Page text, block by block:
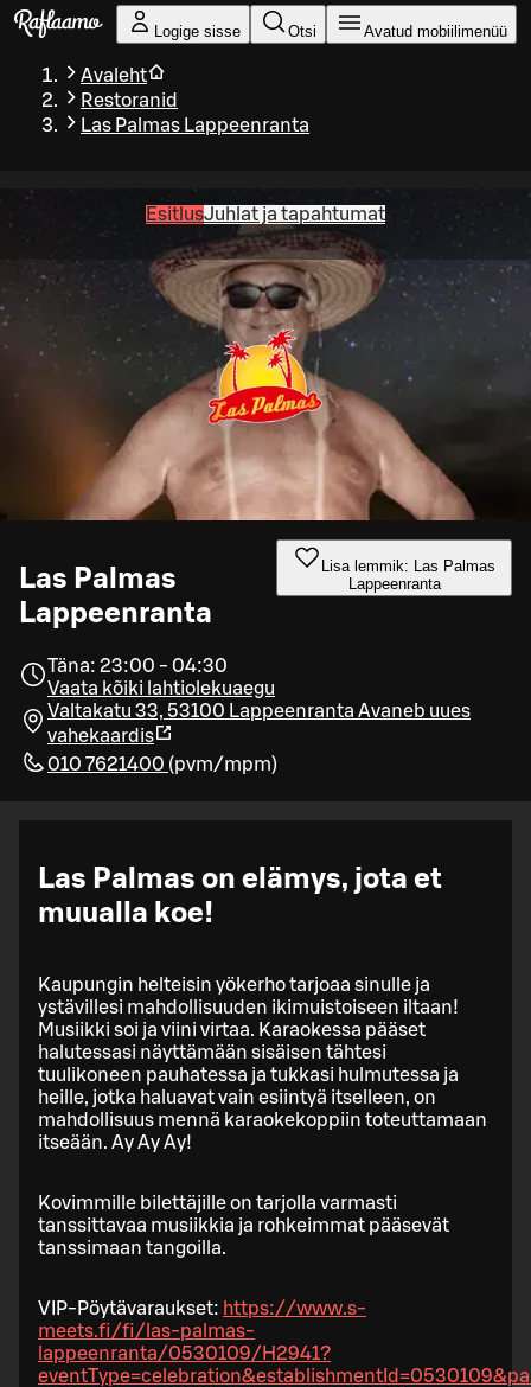
Liigu peamise sisu juurde
Logige sisse Otsi Avatud mobiilimenüü
Avaleht
Restoranid
Las Palmas Lappeenranta
EsitlusJuhlat ja tapahtumat
Las Palmas
Lappeenranta
Lisa lemmik: Las Palmas
Lappeenranta
Täna: 23:00 - 04:30
Vaata kõiki lahtiolekuaegu
Valtakatu 33, 53100 Lappeenranta Avaneb uues
vahekaardis
010 7621400 (pvm/mpm)
Las Palmas on elämys, jota et
muualla koe!
Kaupungin helteisin yökerho tarjoaa sinulle ja
ystävillesi mahdollisuuden ikimuistoiseen iltaan!
Musiikki soi ja viini virtaa. Karaokessa pääset
halutessasi näyttämään sisäisen tähtesi
tuulikoneen pauhatessa ja tukkasi hulmutessa ja
heille, jotka haluavat vain esiintyä itselleen, on
mahdollisuus mennä karaokekoppiin toteuttamaan
itseään. Ay Ay Ay!
Kovimmille bilettäjille on tarjolla varmasti
tanssittavaa musiikkia ja rohkeimmat pääsevät
tanssimaan tangoilla.
VIP-Pöytävaraukset: https://www.s-
meets.fi/fi/las-palmas-
lappeenranta/0530109/H2941?